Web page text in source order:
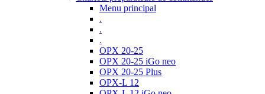
Menu principal
.
.
.
OPX 20-25
OPX 20-25 iGo neo
OPX 20-25 Plus
OPX-L 12